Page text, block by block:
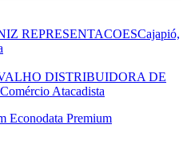
REPRESENTACOESCajapió,
DISTRIBUIDORA DE
Atacadista
Econodata Premium